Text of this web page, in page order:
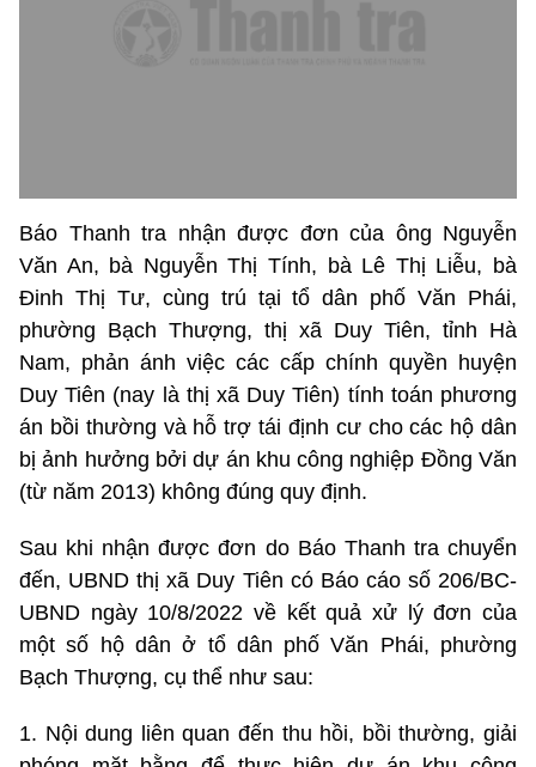
Báo Thanh tra nhận được đơn của ông Nguyễn
Văn An, bà Nguyễn Thị Tính, bà Lê Thị Liễu, bà
Đinh Thị Tư, cùng trú tại tổ dân phố Văn Phái,
phường Bạch Thượng, thị xã Duy Tiên, tỉnh Hà
Nam, phản ánh việc các cấp chính quyền huyện
Duy Tiên (nay là thị xã Duy Tiên) tính toán phương
án bồi thường và hỗ trợ tái định cư cho các hộ dân
bị ảnh hưởng bởi dự án khu công nghiệp Đồng Văn
(từ năm 2013) không đúng quy định.
Sau khi nhận được đơn do Báo Thanh tra chuyển
đến, UBND thị xã Duy Tiên có Báo cáo số 206/BC-
UBND ngày 10/8/2022 về kết quả xử lý đơn của
một số hộ dân ở tổ dân phố Văn Phái, phường
Bạch Thượng, cụ thể như sau:
1. Nội dung liên quan đến thu hồi, bồi thường, giải